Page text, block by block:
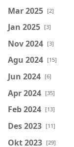
Mar 2025 [2]
Jan 2025 [3]
Nov 2024 [3]
Agu 2024 [15]
Jun 2024 [6]
Apr 2024 [35]
Feb 2024 [13]
Des 2023 [11]
Okt 2023 [29]